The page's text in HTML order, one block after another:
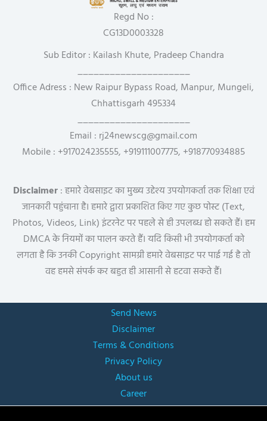
Regd No :
CG13D0003328
Sub Editor : Kailash Khute, Pradeep Chandra
_____________________
Office Adress : New Raipur Bypass Road, Manpur, Mungeli,
Chhattisgarh 495334
_____________________
Email : rj24newscg@gmail.com
Mobile : +917024235555, +919111007775, +918770934885
Disclaimer: हमारे वेबसाइट का मुख्य उद्देश्य उपयोगकर्ता तक शिक्षा एवं
जानकारी पहुंचाना है। हमारे द्वारा प्रकाशित किए गए कुछ पोस्ट (Text,
Photos, Videos, Link) इंटरनेट पर पहले से ही उपलब्ध हो सकते हैं। हम
DMCA के नियमों का पालन करते हैं। यदि किसी भी उपयोगकर्ता को
लगता है कि उनकी Copyright सामग्री हमारे वेबसाइट पर पाई गई है तो
वह हमसे संपर्क कर बहुत ही आसानी से हटवा सकते हैं।
Send News
Disclaimer
Terms & Conditions
Privacy Policy
About us
Career